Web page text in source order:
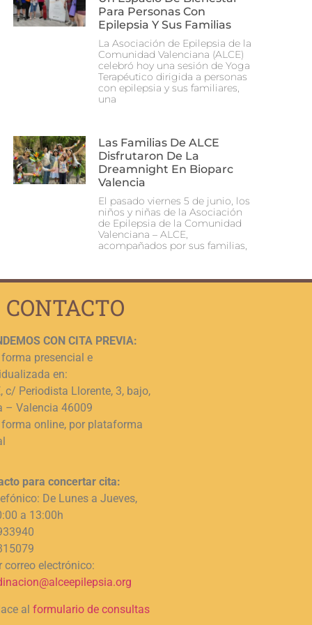
Para Personas Con
Epilepsia Y Sus Familias
La Asociación de Epilepsia de la
Comunidad Valenciana (ALCE)
celebró hoy una sesión de Yoga
Terapéutico dirigida a personas
con epilepsia y sus familiares,
una
Las Familias De ALCE
Disfrutaron De La
Dreamnight En Bioparc
Valencia
El pasado viernes 5 de junio, los
niños y niñas de la Asociación
de Epilepsia de la Comunidad
Valenciana – ALCE,
acompañados por sus familias,
CONTACTO
CON CITA PREVIA:
presencial e
en:
c/ Periodista Llorente, 3, bajo,
– Valencia 46009
online, por plataforma
para concertar cita:
De Lunes a Jueves,
a 13:00h
correo electrónico:
al formulario de consultas